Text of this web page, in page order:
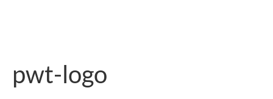
pwt-logo